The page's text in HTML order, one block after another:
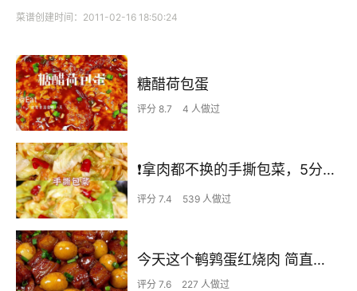
菜谱创建时间：2011-02-16 18:50:24
糖醋荷包蛋
评分 8.7 4 人做过
❗拿肉都不换的手撕包菜，5分钟快手家常菜🔥
评分 7.4 539 人做过
今天这个鹌鹑蛋红烧肉 简直不要太下饭了
评分 7.6 227 人做过